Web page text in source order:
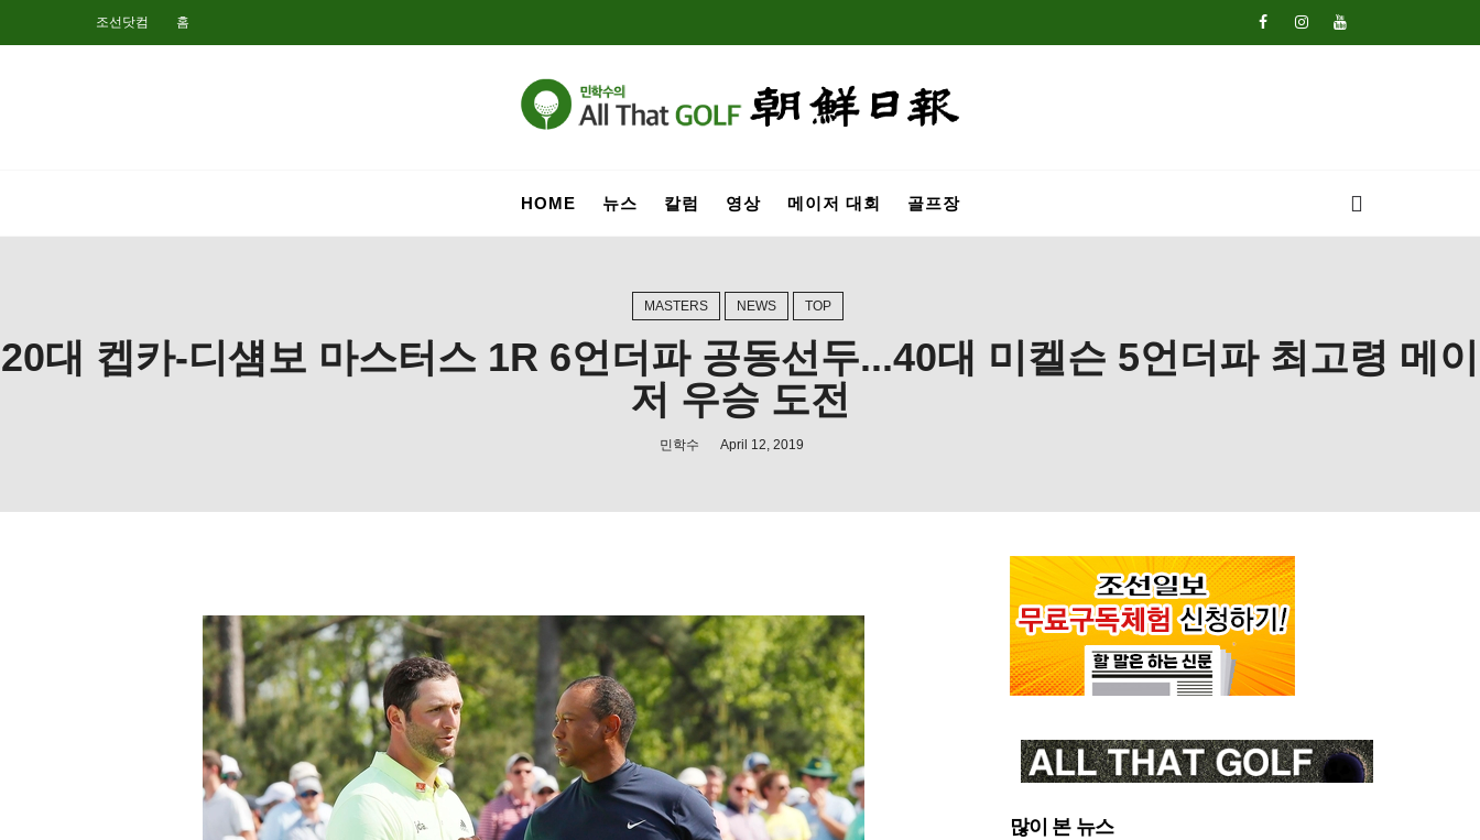
조선닷컴 홈
HOME 뉴스 칼럼 영상 메이저 대회 골프장
MASTERS NEWS TOP
20대 켑카-디섐보 마스터스 1R 6언더파 공동선두...40대 미켈슨 5언더파 최고령 메이
저 우승 도전
민학수 April 12, 2019
많이 본 뉴스